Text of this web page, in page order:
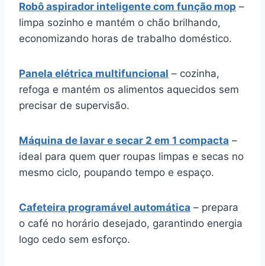
Robô aspirador inteligente com função mop –
limpa sozinho e mantém o chão brilhando,
economizando horas de trabalho doméstico.
Panela elétrica multifuncional – cozinha,
refoga e mantém os alimentos aquecidos sem
precisar de supervisão.
Máquina de lavar e secar 2 em 1 compacta –
ideal para quem quer roupas limpas e secas no
mesmo ciclo, poupando tempo e espaço.
Cafeteira programável automática – prepara
o café no horário desejado, garantindo energia
logo cedo sem esforço.